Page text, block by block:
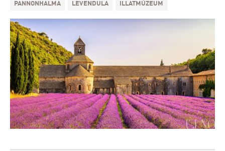
PANNONHALMA LEVENDULA ILLATMÚZEUM